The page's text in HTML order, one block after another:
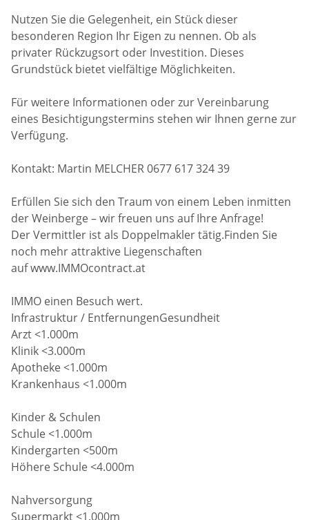
Nutzen Sie die Gelegenheit, ein Stück dieser
besonderen Region Ihr Eigen zu nennen. Ob als
privater Rückzugsort oder Investition. Dieses
Grundstück bietet vielfältige Möglichkeiten.
Für weitere Informationen oder zur Vereinbarung
eines Besichtigungstermins stehen wir Ihnen gerne zur
Verfügung.
Kontakt: Martin MELCHER 0677 617 324 39
Erfüllen Sie sich den Traum von einem Leben inmitten
der Weinberge – wir freuen uns auf Ihre Anfrage!
Der Vermittler ist als Doppelmakler tätig.Finden Sie
noch mehr attraktive Liegenschaften
auf www.IMMOcontract.at
IMMO einen Besuch wert.
Infrastruktur / EntfernungenGesundheit
Arzt <1.000m
Klinik <3.000m
Apotheke <1.000m
Krankenhaus <1.000m
Kinder & Schulen
Schule <1.000m
Kindergarten <500m
Höhere Schule <4.000m
Nahversorgung
Supermarkt <1.000m